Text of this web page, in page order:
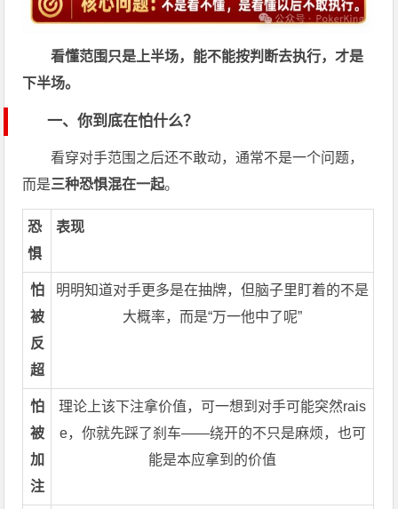
看懂范围只是上半场，能不能按判断去执行，才是
下半场。
一、你到底在怕什么？
看穿对手范围之后还不敢动，通常不是一个问题，
而是三种恐惧混在一起。
恐
惧
表现
怕
被
反
超
明明知道对手更多是在抽牌，但脑子里盯着的不是
大概率，而是“万一他中了呢”
怕
被
加
注
理论上该下注拿价值，可一想到对手可能突然rais
e，你就先踩了刹车——绕开的不只是麻烦，也可
能是本应拿到的价值